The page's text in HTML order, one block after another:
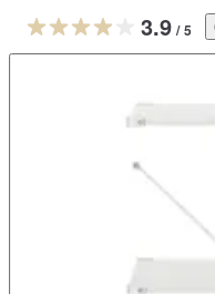
ア
3.9 / 5